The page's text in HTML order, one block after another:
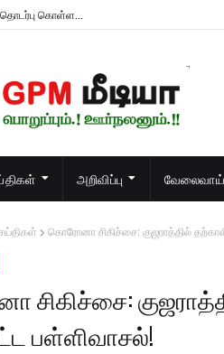
தொடர்பு கொள்ள...
அறிவிப்பு
கொரோனா சிகிச்சை: குஜராத்தில்
சிகிச்சை:
பள்ளிவாசல்!